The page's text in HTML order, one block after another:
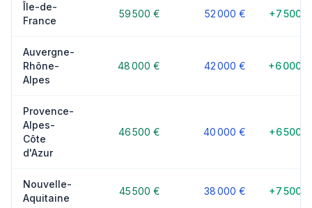
Île-de-
France
59 500 € 52 000 € +7 500 €
Auvergne-
Rhône-
Alpes
48 000 € 42 000 € +6 000 €
Provence-
Alpes-
Côte
d'Azur
46 500 € 40 000 € +6 500 €
Nouvelle-
Aquitaine
45 500 € 38 000 € +7 500 €